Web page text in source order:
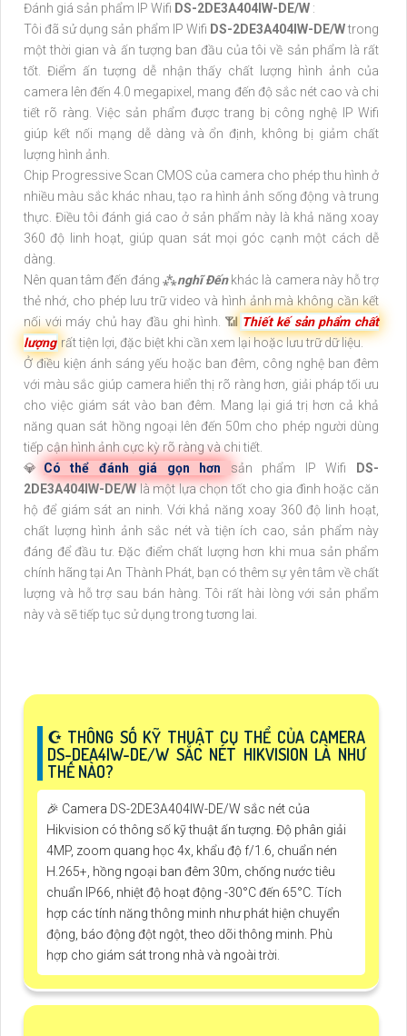
Đánh giá sản phẩm IP Wifi DS-2DE3A404IW-DE/W :
Tôi đã sử dụng sản phẩm IP Wifi DS-2DE3A404IW-DE/Wtrong
một thời gian và ấn tượng ban đầu của tôi về sản phẩm là rất
tốt. Điểm ấn tượng dễ nhận thấy chất lượng hình ảnh của
camera lên đến 4.0 megapixel, mang đến độ sắc nét cao và chi
tiết rõ ràng. Việc sản phẩm được trang bị công nghệ IP Wifi
giúp kết nối mạng dễ dàng và ổn định, không bị giảm chất
lượng hình ảnh.
Chip Progressive Scan CMOS của camera cho phép thu hình ở
nhiều màu sắc khác nhau, tạo ra hình ảnh sống động và trung
thực. Điều tôi đánh giá cao ở sản phẩm này là khả năng xoay
360 độ linh hoạt, giúp quan sát mọi góc cạnh một cách dễ
dàng.
Nên quan tâm đến đáng ⁂nghĩ Đếnkhác là camera này hỗ trợ
thẻ nhớ, cho phép lưu trữ video và hình ảnh mà không cần kết
nối với máy chủ hay đầu ghi hình. 📶 Thiết kế sản phẩm chất
lượng rất tiện lợi, đặc biệt khi cần xem lại hoặc lưu trữ dữ liệu.
Ở điều kiện ánh sáng yếu hoặc ban đêm, công nghệ ban đêm
với màu sắc giúp camera hiển thị rõ ràng hơn, giải pháp tối ưu
cho việc giám sát vào ban đêm. Mang lại giá trị hơn cả khả
năng quan sát hồng ngoại lên đến 50m cho phép người dùng
tiếp cận hình ảnh cực kỳ rõ ràng và chi tiết.
💎 Có thể đánh giá gọn hơn sản phẩm IP Wifi
DS-
2DE3A404IW-DE/Wlà một lựa chọn tốt cho gia đình hoặc căn
hộ để giám sát an ninh. Với khả năng xoay 360 độ linh hoạt,
chất lượng hình ảnh sắc nét và tiện ích cao, sản phẩm này
đáng để đầu tư. Đặc điểm chất lượng hơn khi mua sản phẩm
chính hãng tại An Thành Phát, bạn có thêm sự yên tâm về chất
lượng và hỗ trợ sau bán hàng. Tôi rất hài lòng với sản phẩm
này và sẽ tiếp tục sử dụng trong tương lai.
☪ THÔNG SỐ KỸ THUẬT CỤ THỂ CỦA CAMERA
DS-DEA4IW-DE/W SẮC NÉT HIKVISION LÀ NHƯ
THẾ NÀO?
️🎉 Camera DS-2DE3A404IW-DE/W sắc nét của
Hikvision có thông số kỹ thuật ấn tượng. Độ phân giải
4MP, zoom quang học 4x, khẩu độ f/1.6, chuẩn nén
H.265+, hồng ngoại ban đêm 30m, chống nước tiêu
chuẩn IP66, nhiệt độ hoạt động -30°C đến 65°C. Tích
hợp các tính năng thông minh như phát hiện chuyển
động, báo động đột ngột, theo dõi thông minh. Phù
hợp cho giám sát trong nhà và ngoài trời.